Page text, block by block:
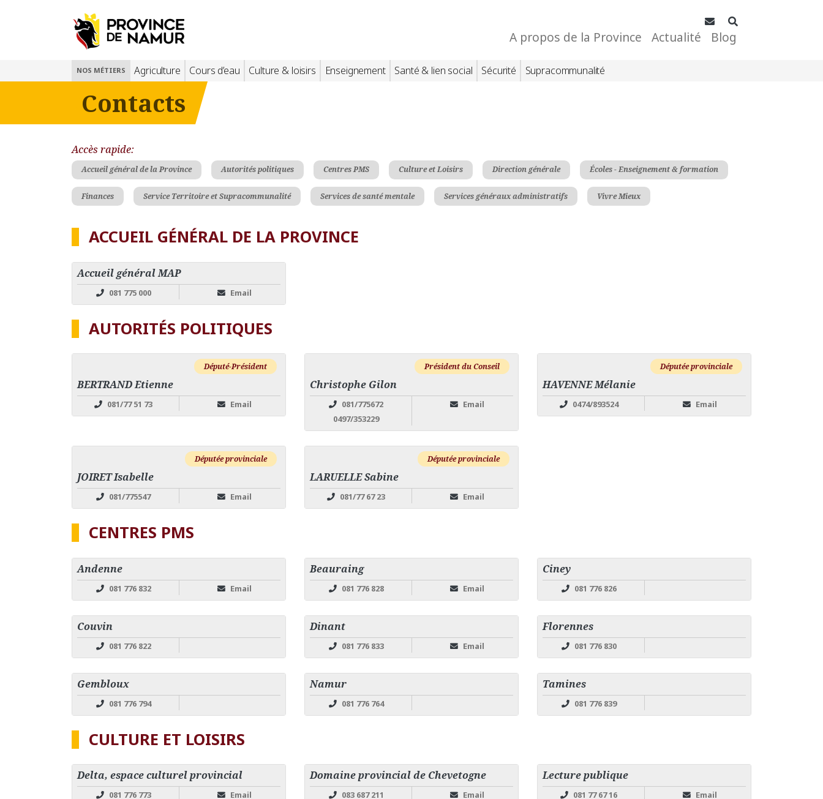
Contact
Rechercher
A propos de la Province Actualité Blog
NOS MÉTIERS Agriculture Cours d’eau Culture & loisirs Enseignement Santé & lien social Sécurité Supracommunalité
Contacts
Accès rapide:
Accueil général de la Province Autorités politiques Centres PMS Culture et Loisirs Direction générale Écoles - Enseignement & formation
Finances Service Territoire et Supracommunalité Services de santé mentale Services généraux administratifs Vivre Mieux
ACCUEIL GÉNÉRAL DE LA PROVINCE
Accueil général MAP
081 775 000 Email
AUTORITÉS POLITIQUES
Député-Président
BERTRAND Etienne
081/77 51 73 Email
Président du Conseil
Christophe Gilon
081/775672
0497/353229
Email
Députée provinciale
HAVENNE Mélanie
0474/893524 Email
Députée provinciale
JOIRET Isabelle
081/775547 Email
Députée provinciale
LARUELLE Sabine
081/77 67 23 Email
CENTRES PMS
Andenne
081 776 832 Email
Beauraing
081 776 828 Email
Ciney
081 776 826
Couvin
081 776 822
Dinant
081 776 833 Email
Florennes
081 776 830
Gembloux
081 776 794
Namur
081 776 764
Tamines
081 776 839
CULTURE ET LOISIRS
Delta, espace culturel provincial
081 776 773 Email
Domaine provincial de Chevetogne
083 687 211 Email
Lecture publique
081 77 67 16 Email